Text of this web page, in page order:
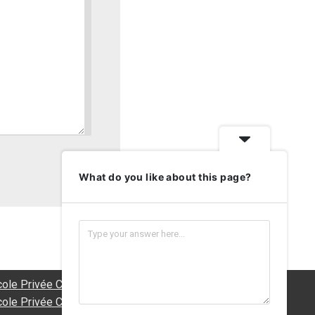
Privée Castelnaudary
Privée Carcassonne
What do you like about this page?